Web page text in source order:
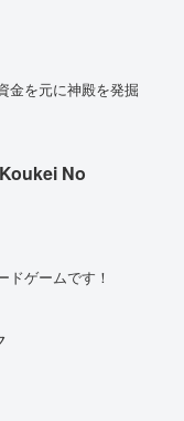
金を元に神殿を発掘
No
ドゲームです！